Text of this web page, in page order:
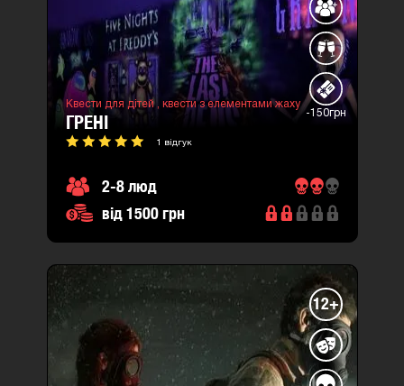
-150грн
Квести для дітей , квести з елементами жаху
ГРЕНІ
1 відгук
2-8 люд
від 1500 грн
12+